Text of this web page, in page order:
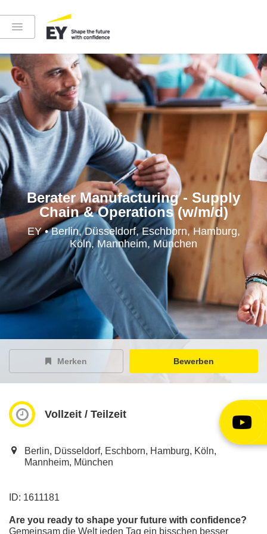
Instagram
LinkedIn
YouTube
Höre in die EY-Welt rein
EY Careers Spotlight
der Karriere-Podcast
EY Joblight
Berater Manufacturing - Supply
Chain & Operations (w/m/d)
EY • Berlin, Düsseldorf, Eschborn, Hamburg,
Köln, Mannheim, München
Merken Bewerben
Vollzeit / Teilzeit
Berlin, Düsseldorf, Eschborn, Hamburg, Köln,
Mannheim, München
ID: 1611181
Are you ready to shape your future with confidence?
Gemeinsam die Welt jeden Tag ein bisschen besser